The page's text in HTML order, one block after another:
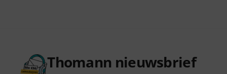
Thomann nieuwsbrief